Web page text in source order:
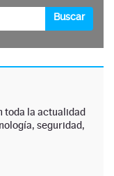
toda la actualidad
seguridad,